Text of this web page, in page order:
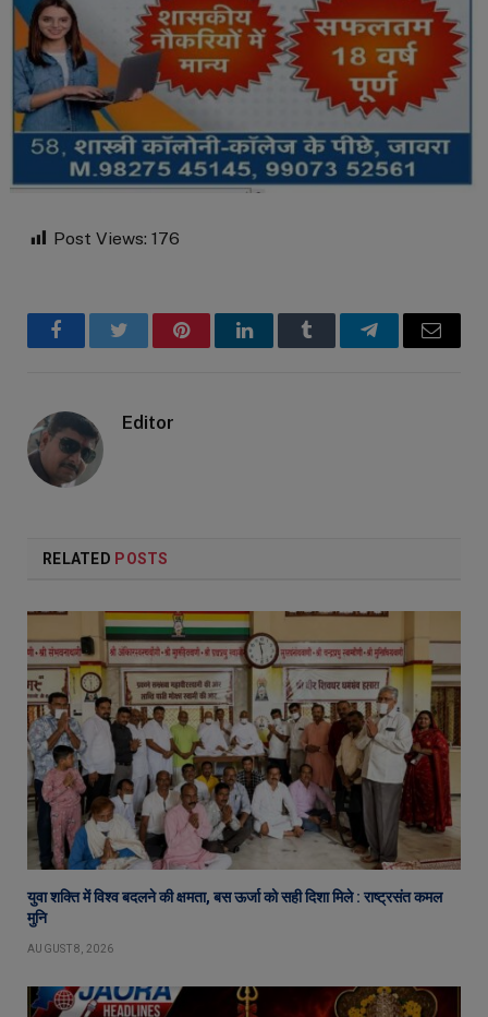
Post Views: 176
FacebookTwitter PinterestLinkedInTumblr TelegramEmail
Editor
RELATED POSTS
युवा शक्ति में विश्व बदलने की क्षमता, बस ऊर्जा को सही दिशा मिले : राष्ट्रसंत कमल
मुनि
AUGUST 8, 2026